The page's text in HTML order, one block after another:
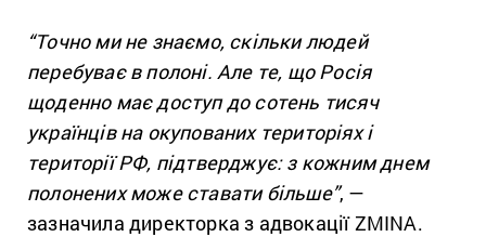
“Точно ми не знаємо, скільки людей
перебуває в полоні. Але те, що Росія
щоденно має доступ до сотень тисяч
українців на окупованих територіях і
території РФ, підтверджує: з кожним днем
полонених може ставати більше”, —
зазначила директорка з адвокації ZMINA.